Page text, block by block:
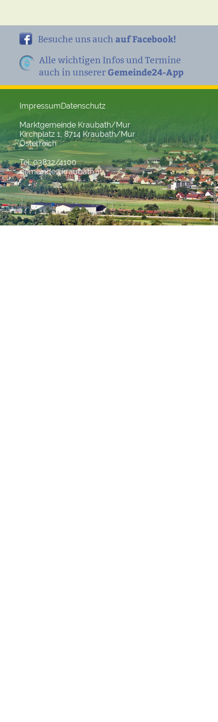
Besuche uns auch auf Facebook!
Alle wichtigen Infos und Termine
auch in unserer Gemeinde24-App
ImpressumDatenschutz
Marktgemeinde Kraubath/Mur
Kirchplatz 1, 8714 Kraubath/Mur
Österreich
Tel. 03832/4100
gemeinde@kraubath.at